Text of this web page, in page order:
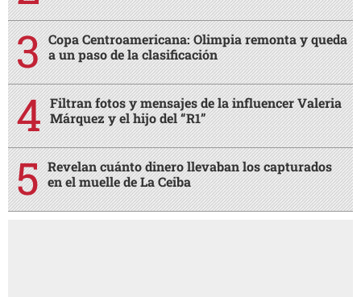
Copa Centroamericana: Olimpia remonta y queda
a un paso de la clasificación
Filtran fotos y mensajes de la influencer Valeria
Márquez y el hijo del “R1”
Revelan cuánto dinero llevaban los capturados
en el muelle de La Ceiba